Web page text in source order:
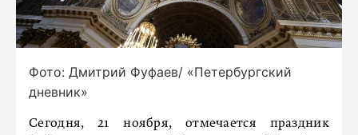
Фото: Дмитрий Фуфаев/ «Петербургский
дневник»
Сегодня, 21 ноября, отмечается праздник